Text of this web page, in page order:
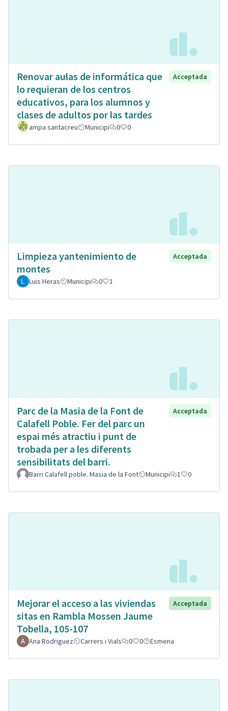
Renovar aulas de informática que
lo requieran de los centros
educativos, para los alumnos y
clases de adultos por las tardes
Acceptada
ampa santacreu Municipi 0 0
Limpieza yantenimiento de
montes
Acceptada
Luis Heras Municipi 0 1
Parc de la Masia de la Font de
Calafell Poble. Fer del parc un
espai més atractiu i punt de
trobada per a les diferents
sensibilitats del barri.
Acceptada
Barri Calafell poble. Masia de la Font Municipi 1 0
Mejorar el acceso a las viviendas
sitas en Rambla Mossen Jaume
Tobella, 105-107
Acceptada
Ana Rodriguez Carrers i Vials 0 0 Esmena